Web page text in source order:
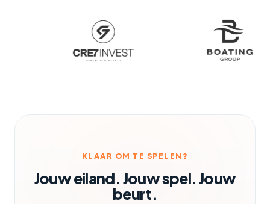
KLAAR OM TE SPELEN?
Jouw eiland. Jouw spel. Jouw
beurt.